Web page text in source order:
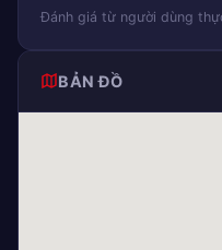
Đánh giá từ người dùng
BẢN ĐỒ